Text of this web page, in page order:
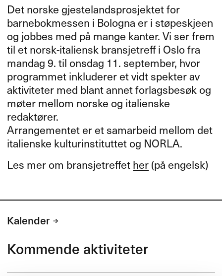
Det norske gjestelandsprosjektet for
barnebokmessen i Bologna er i støpeskjeen
og jobbes med på mange kanter. Vi ser frem
til et norsk-italiensk bransjetreff i Oslo fra
mandag 9. til onsdag 11. september, hvor
programmet inkluderer et vidt spekter av
aktiviteter med blant annet forlagsbesøk og
møter mellom norske og italienske
redaktører.
Arrangementet er et samarbeid mellom det
italienske kulturinstituttet og NORLA.
Les mer om bransjetreffether(på engelsk)
Kalender
Kommende aktiviteter